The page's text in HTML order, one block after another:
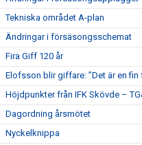
Tekniska området A-plan
Ändringar i försäsongsschemat
Fira Giff 120 år
Elofsson blir giffare: ”Det är en
Höjdpunkter från IFK Skövde –
Dagordning årsmötet
Nyckelknippa